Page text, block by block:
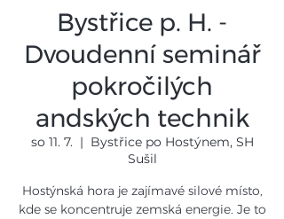
Bystřice p. H. -
Dvoudenní seminář
pokročilých
andských technik
so 11. 7.
  |
Bystřice po Hostýnem, SH
Sušil
Hostýnská hora je zajímavé silové místo,
kde se koncentruje zemská energie. Je to